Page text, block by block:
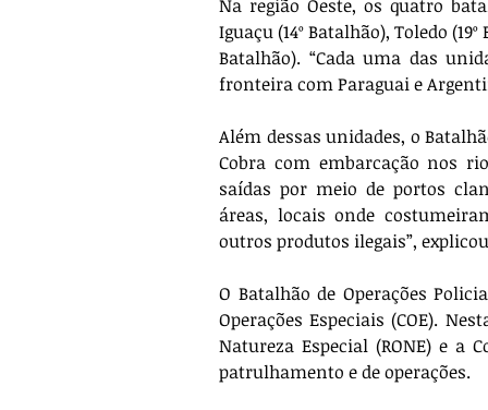
Na região Oeste, os quatro
Iguaçu (14º Batalhão), Toledo
Batalhão). “Cada uma das
fronteira com Paraguai e
Além dessas unidades, o
Cobra com embarcação nos
saídas por meio de portos
áreas, locais onde
outros produtos ilegais”,
O Batalhão de Operações
Operações Especiais (COE).
Natureza Especial (RONE) e a
patrulhamento e de operações.